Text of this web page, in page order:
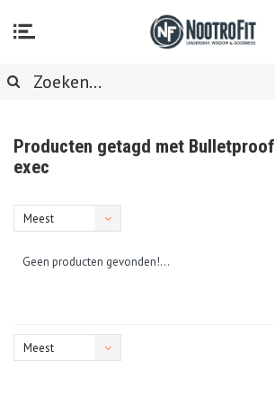
Producten getagd met Bulletproof
exec
Meest
Geen producten gevonden!...
Meest